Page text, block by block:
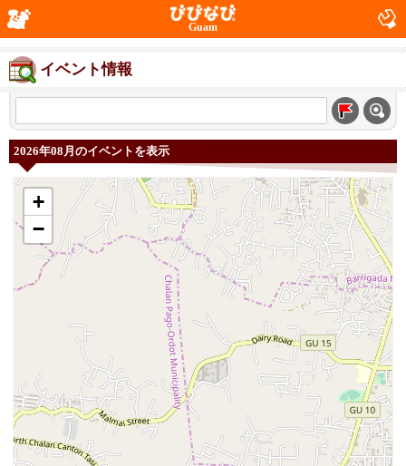
Guam
イベント情報
2026年08月のイベントを表示
+
−